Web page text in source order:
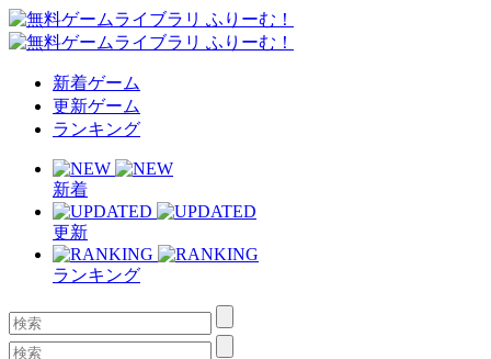
新着ゲーム
更新ゲーム
ランキング
新着
更新
ランキング